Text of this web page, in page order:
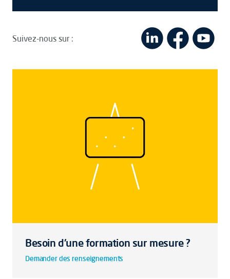
Suivez-nous sur :
Besoin d'une formation sur mesure ?
Demander des renseignements